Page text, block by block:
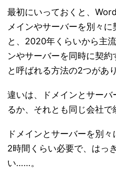
最初にいっておくと、
メインやサーバーを別々に
と、2020年くらいから主
ンやサーバーを同時に契約
と呼ばれる方法の2つがあ
違いは、ドメインとサー
るか、それとも同じ会社で
ドメインとサーバーを別
2時間くらい必要で、はっ
い……。